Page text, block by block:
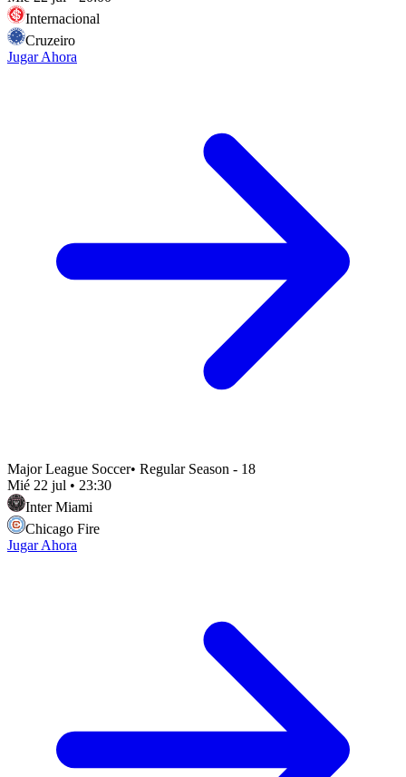
Internacional
Cruzeiro
Jugar Ahora
Major League Soccer• Regular Season - 18
Mié 22 jul • 23:30
Inter Miami
Chicago Fire
Jugar Ahora